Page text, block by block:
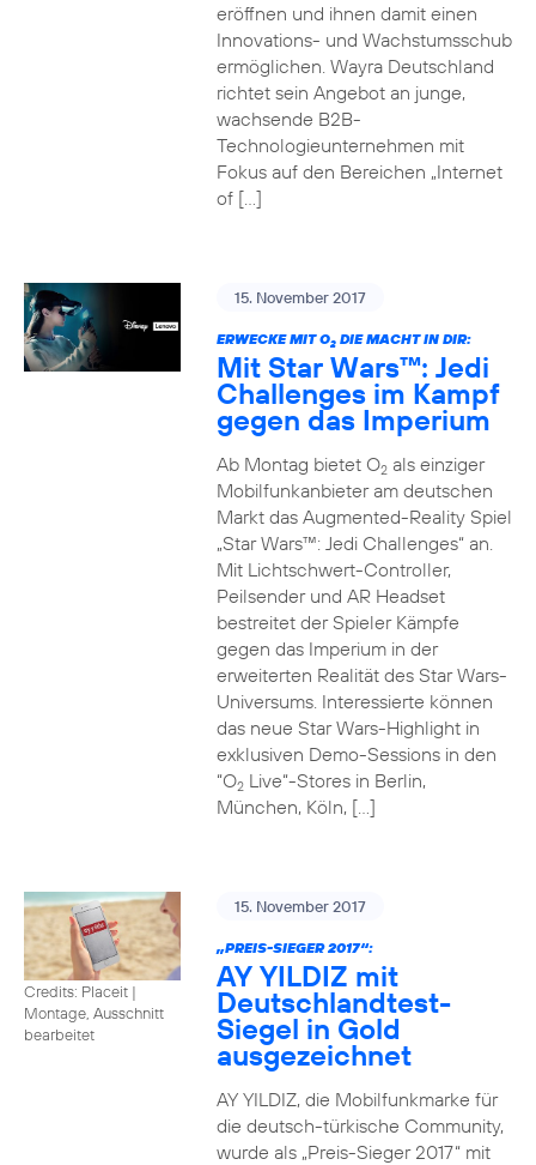
eröffnen und ihnen damit einen
Innovations- und Wachstumsschub
ermöglichen. Wayra Deutschland
richtet sein Angebot an junge,
wachsende B2B-
Technologieunternehmen mit
Fokus auf den Bereichen „Internet
of […]
15. November 2017
ERWECKE MIT O2DIE MACHT IN DIR:
Mit Star Wars™: Jedi
Challenges im Kampf
gegen das Imperium
Ab Montag bietet O2als einziger
Mobilfunkanbieter am deutschen
Markt das Augmented-Reality Spiel
„Star Wars™: Jedi Challenges“ an.
Mit Lichtschwert-Controller,
Peilsender und AR Headset
bestreitet der Spieler Kämpfe
gegen das Imperium in der
erweiterten Realität des Star Wars-
Universums. Interessierte können
das neue Star Wars-Highlight in
exklusiven Demo-Sessions in den
“O2Live“-Stores in Berlin,
München, Köln, […]
Credits: Placeit |
Montage, Ausschnitt
bearbeitet
15. November 2017
„PREIS-SIEGER 2017“:
AY YILDIZ mit
Deutschlandtest-
Siegel in Gold
ausgezeichnet
AY YILDIZ, die Mobilfunkmarke für
die deutsch-türkische Community,
wurde als „Preis-Sieger 2017“ mit